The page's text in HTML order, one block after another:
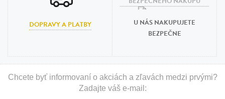
DOPRAVY A PLATBY
U NÁS NAKUPUJETE
BEZPEČNE
Chcete byť informovaní o akciách a zľavách medzi prvými?
Zadajte váš e-mail: